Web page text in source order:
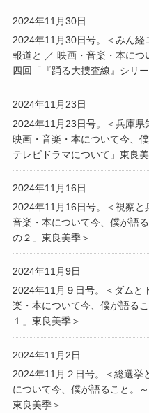
2024年11月30日
2024年11月30日号。＜みん経
報道と ／ 映画・音楽・本に
四回「『踊る大捜査線』シリ
2024年11月23日
2024年11月23日号。＜兵庫県
映画・音楽・本について今、
テレビドラマについて」東良
2024年11月16日
2024年11月16日号。＜視察と
音楽・本について今、僕が語
の２」東良美季＞
2024年11月9日
2024年11月９日号。＜ダムと
楽・本について今、僕が語る
１」東良美季＞
2024年11月2日
2024年11月２日号。＜総選挙
について今、僕が語ること。
東良美季＞